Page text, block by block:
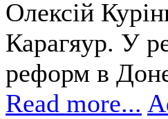
Олексій
Карагяур. У
реформ в
Read more...